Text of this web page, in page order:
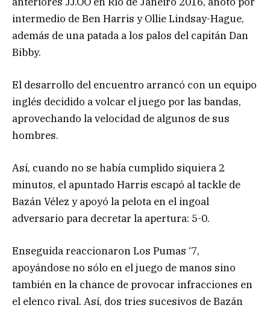
intermedio de Ben Harris y Ollie Lindsay-Hague,
además de una patada a los palos del capitán Dan
Bibby.
El desarrollo del encuentro arrancó con un equipo
inglés decidido a volcar el juego por las bandas,
aprovechando la velocidad de algunos de sus
hombres.
Así, cuando no se había cumplido siquiera 2
minutos, el apuntado Harris escapó al tackle de
Bazán Vélez y apoyó la pelota en el ingoal
adversario para decretar la apertura: 5-0.
Enseguida reaccionaron Los Pumas ‘7,
apoyándose no sólo en el juego de manos sino
también en la chance de provocar infracciones en
el elenco rival. Así, dos tries sucesivos de Bazán